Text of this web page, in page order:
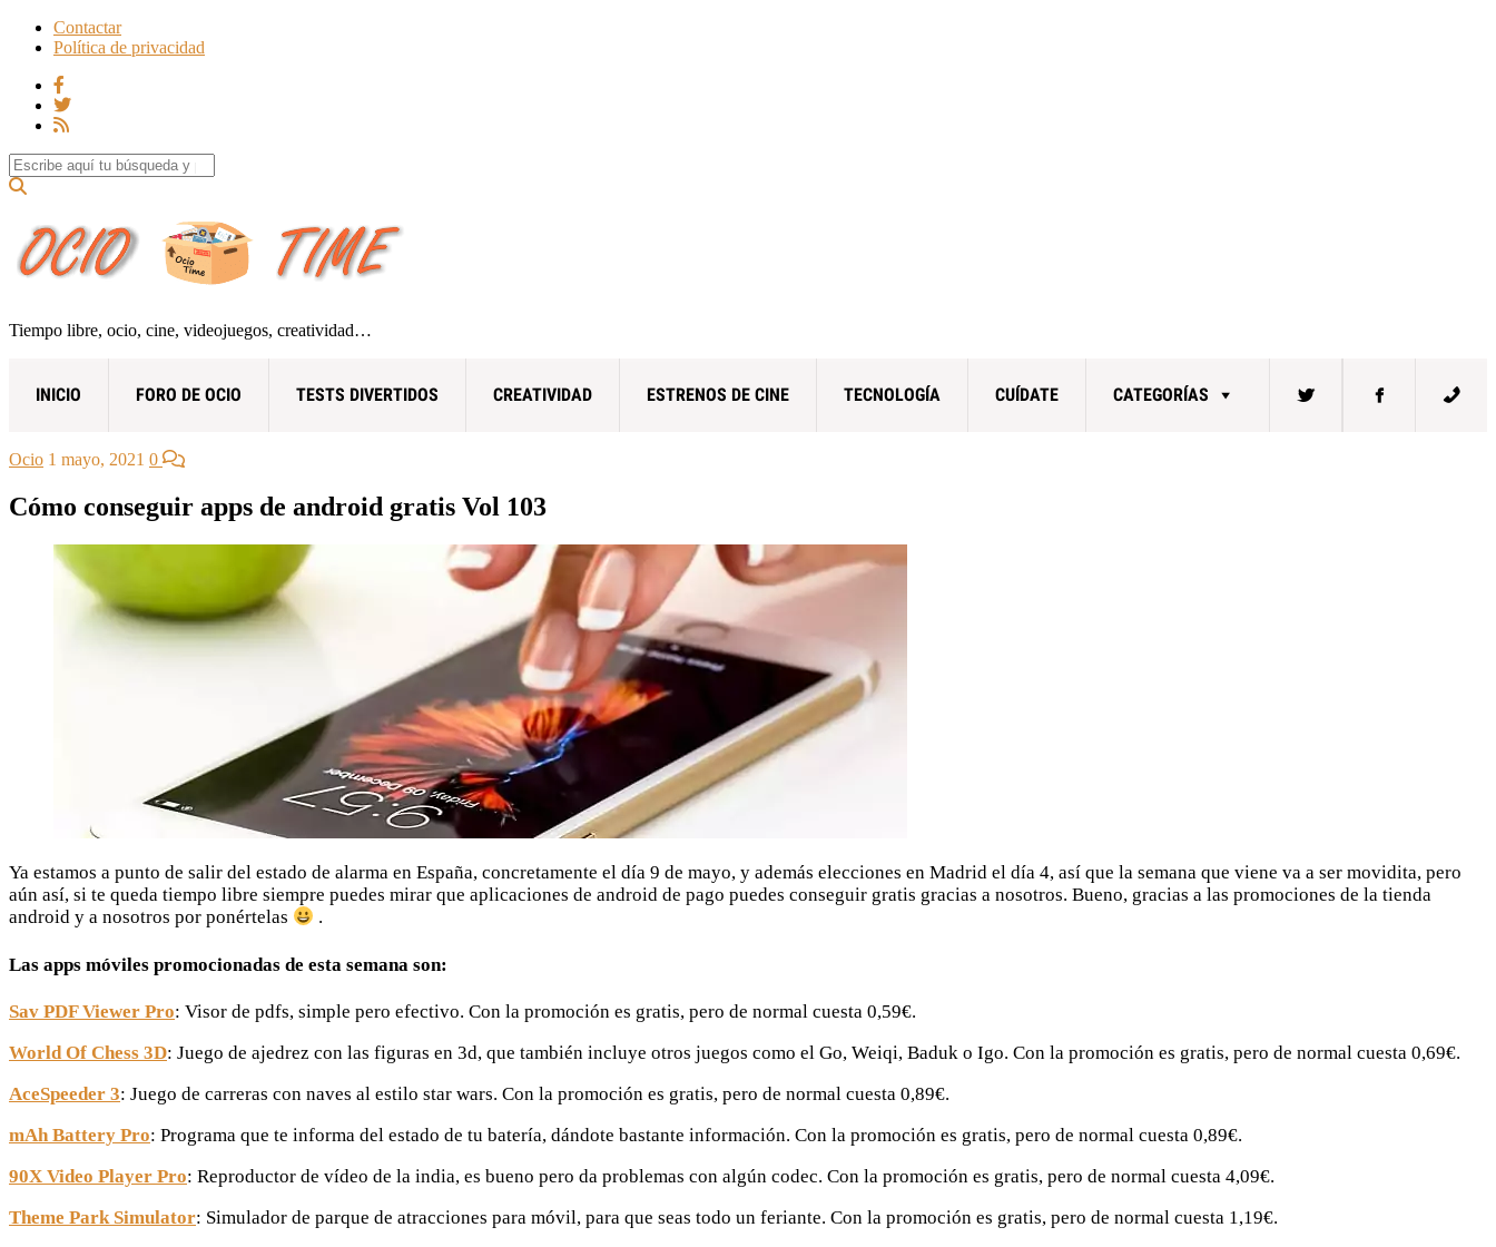
Contactar
Política de privacidad
Search for:
Tiempo libre, ocio, cine, videojuegos, creatividad…
INICIO FORO DE OCIO TESTS DIVERTIDOS CREATIVIDAD ESTRENOS DE CINE TECNOLOGÍA CUÍDATE CATEGORÍAS
Ocio 1 mayo, 2021 0
Cómo conseguir apps de android gratis Vol 103
Ya estamos a punto de salir del estado de alarma en España, concretamente el día 9 de mayo, y además elecciones en Madrid el día 4, así que la semana que viene va a ser movidita, pero
aún así, si te queda tiempo libre siempre puedes mirar que aplicaciones de android de pago puedes conseguir gratis gracias a nosotros. Bueno, gracias a las promociones de la tienda
android y a nosotros por ponértelas
.
Las apps móviles promocionadas de esta semana son:
Sav PDF Viewer Pro: Visor de pdfs, simple pero efectivo. Con la promoción es gratis, pero de normal cuesta 0,59€.
World Of Chess 3D: Juego de ajedrez con las figuras en 3d, que también incluye otros juegos como el Go, Weiqi, Baduk o Igo. Con la promoción es gratis, pero de normal cuesta 0,69€.
AceSpeeder 3: Juego de carreras con naves al estilo star wars. Con la promoción es gratis, pero de normal cuesta 0,89€.
mAh Battery Pro: Programa que te informa del estado de tu batería, dándote bastante información. Con la promoción es gratis, pero de normal cuesta 0,89€.
90X Video Player Pro: Reproductor de vídeo de la india, es bueno pero da problemas con algún codec. Con la promoción es gratis, pero de normal cuesta 4,09€.
Theme Park Simulator: Simulador de parque de atracciones para móvil, para que seas todo un feriante. Con la promoción es gratis, pero de normal cuesta 1,19€.